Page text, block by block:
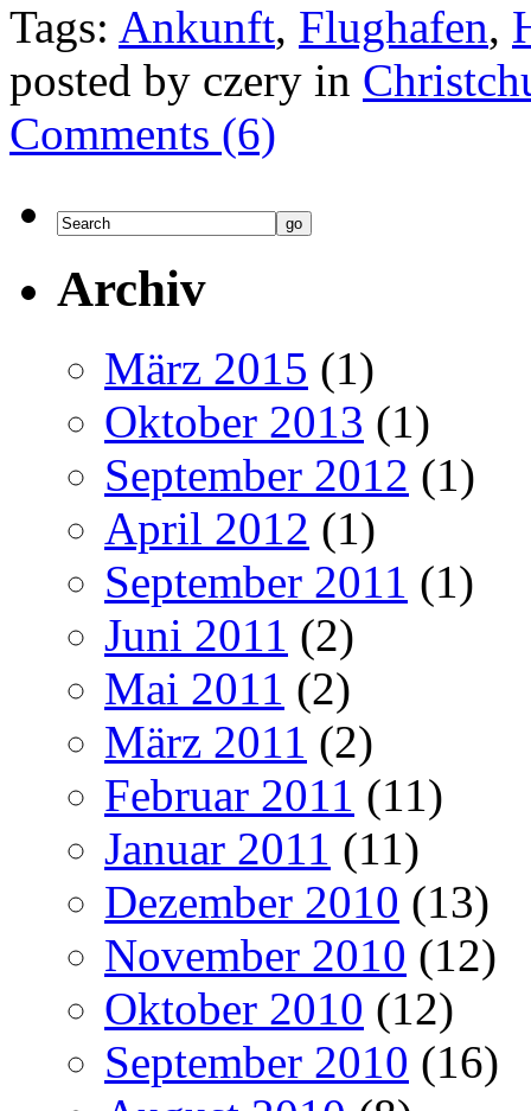
Tags: Ankunft, Flughafen,
posted by czery in
Comments (6)
Archiv
März 2015 (1)
Oktober 2013 (1)
September 2012 (1)
April 2012 (1)
September 2011 (1)
Juni 2011 (2)
Mai 2011 (2)
März 2011 (2)
Februar 2011 (11)
Januar 2011 (11)
Dezember 2010 (13)
November 2010 (12)
Oktober 2010 (12)
September 2010 (16)